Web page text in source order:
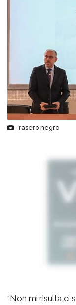
rasero negro
“Non mi risulta ci